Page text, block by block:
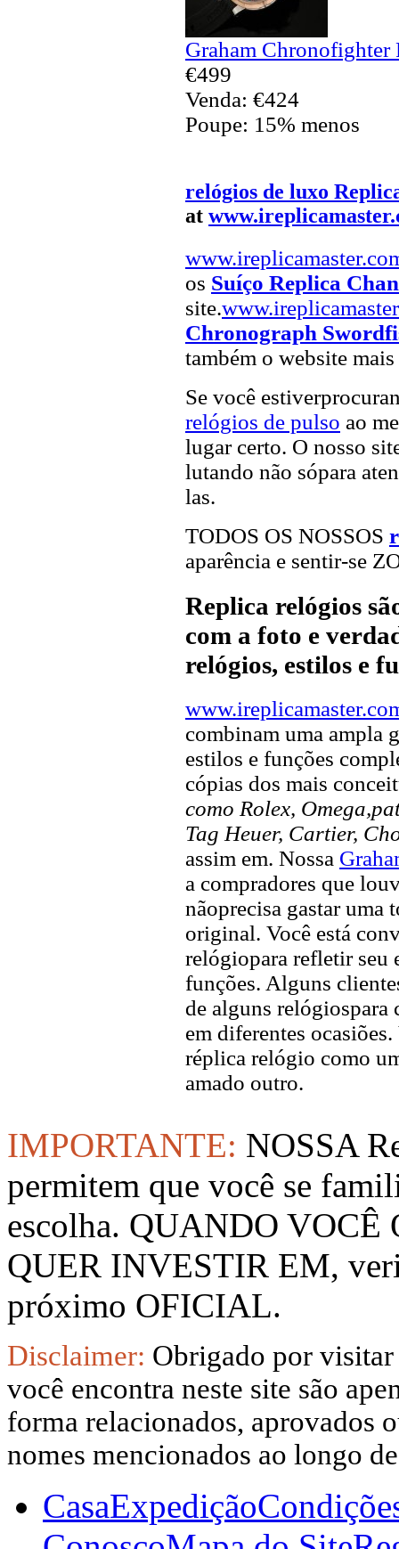
Graham
€499
Venda: €424
Poupe: 15% menos
relógios de luxo
at
os Suíço Replica
site.
Chronograph
também o website
Se você
relógios de pulso ao
lugar certo. O nosso
lutando não sópara
las.
TODOS OS NOSSOS
aparência e sentir-se
Replica relógios
com a foto e
relógios, estilos e
combinam uma ampla
estilos e funções
cópias dos mais
como Rolex,
Tag Heuer, Cartier,
assim em. Nossa
a compradores que
nãoprecisa gastar uma
original. Você está
relógiopara refletir seu
funções. Alguns
de alguns relógiospara
em diferentes
réplica relógio como
amado outro.
IMPORTANTE: NOSSA
permitem que você se
escolha. QUANDO
QUER INVESTIR EM,
próximo OFICIAL.
Disclaimer: Obrigado por visitar
você encontra neste site são
forma relacionados, aprovados
nomes mencionados ao longo
CasaExpedição